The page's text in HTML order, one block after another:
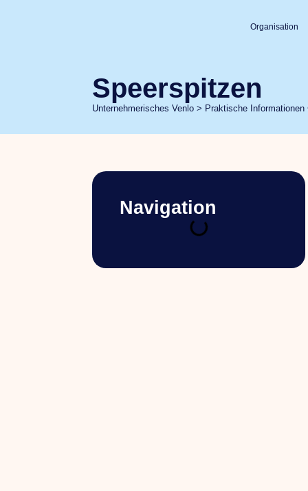
Organisation
Speerspitzen
Unternehmerisches Venlo > Praktische Informationen
Navigation